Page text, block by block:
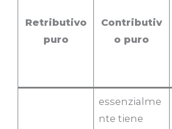
Retributivo
puro
Contributiv
o puro
essenzialme
nte tiene